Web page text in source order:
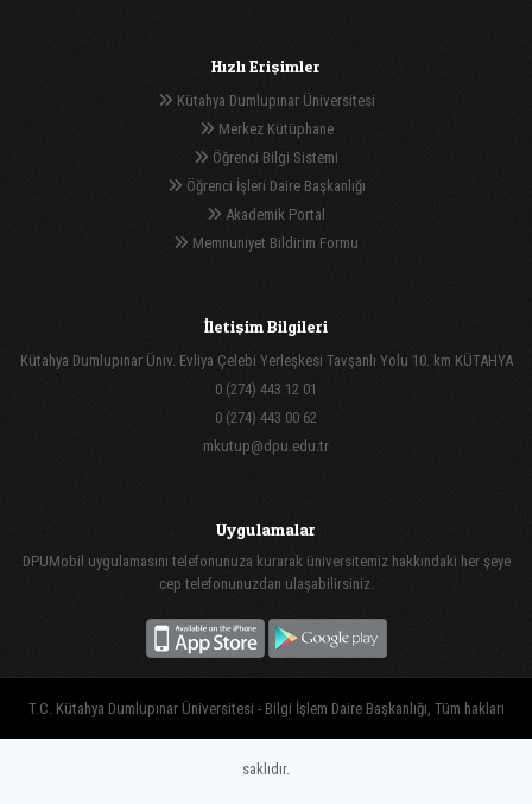
Hızlı Erişimler
Kütahya Dumlupınar Üniversitesi
Merkez Kütüphane
Öğrenci Bilgi Sistemi
Öğrenci İşleri Daire Başkanlığı
Akademik Portal
Memnuniyet Bildirim Formu
İletişim Bilgileri
Kütahya Dumlupınar Üniv. Evliya Çelebi Yerleşkesi Tavşanlı Yolu 10. km KÜTAHYA
0 (274) 443 12 01
0 (274) 443 00 62
mkutup@dpu.edu.tr
Uygulamalar
DPUMobil uygulamasını telefonunuza kurarak üniversitemiz hakkındaki her şeye
cep telefonunuzdan ulaşabilirsiniz.
T.C. Kütahya Dumlupınar Üniversitesi - Bilgi İşlem Daire Başkanlığı, Tüm hakları
saklıdır.